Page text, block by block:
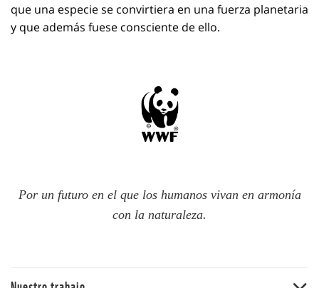
que una especie se convirtiera en una fuerza planetaria
y que además fuese consciente de ello.
Por un futuro en el que los humanos vivan en armonía
con la naturaleza.